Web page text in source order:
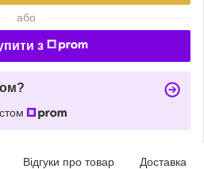
або
з
Відгуки про товар Доставка